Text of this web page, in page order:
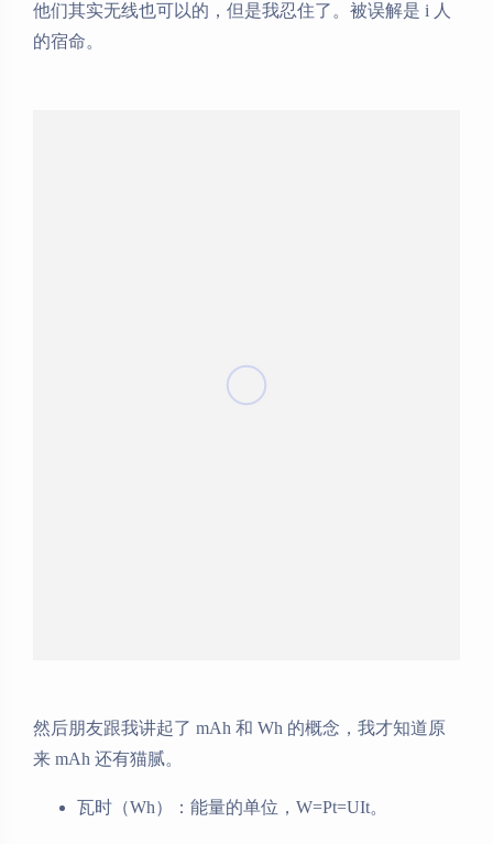
他们其实无线也可以的，但是我忍住了。被误解是 i 人
的宿命。
然后朋友跟我讲起了 mAh 和 Wh 的概念，我才知道原
来 mAh 还有猫腻。
瓦时（Wh）：能量的单位，W=Pt=UIt。